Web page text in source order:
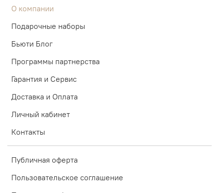
О компании
Подарочные наборы
Бьюти Блог
Программы партнерства
Гарантия и Сервис
Доставка и Оплата
Личный кабинет
Контакты
Публичная оферта
Пользовательское соглашение